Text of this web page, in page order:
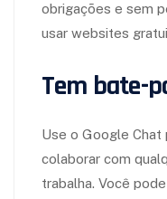
obrigações e sem
usar websites
Tem bate-
Use o Google Chat
colaborar com
trabalha. Você